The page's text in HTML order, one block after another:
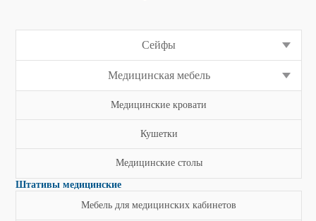
Сейфы
Медицинская мебель
Медицинские кровати
Кушетки
Медицинские столы
Штативы медицинские
Мебель для медицинских кабинетов